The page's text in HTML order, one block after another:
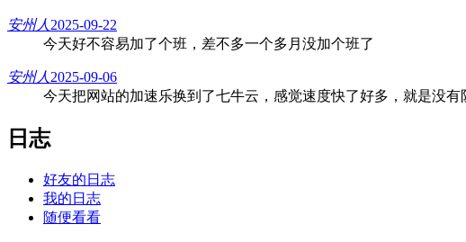
安州人 2025-09-22
今天好不容易加了个班，差不多一个多月没加个班了
安州人 2025-09-06
今天把网站的加速乐换到了七牛云，感觉速度快了好多，就是没
日志
好友的日志
我的日志
随便看看